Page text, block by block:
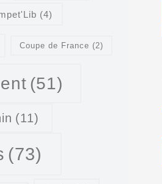
(4)
Coupe de France (2)
(51)
(11)
(73)